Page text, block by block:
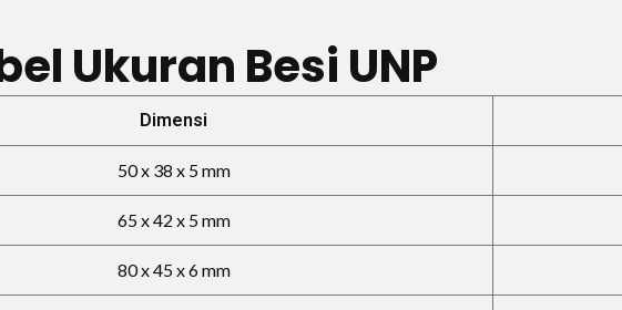
Ukuran Besi UNP
Dimensi
50 x 38 x 5 mm
65 x 42 x 5 mm
80 x 45 x 6 mm